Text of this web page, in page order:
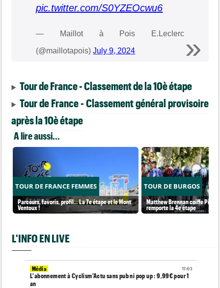
pic.twitter.com/S0YZEOcwu6
— Maillot à Pois E.Leclerc
(@maillotapois)July 9, 2024
Tour de France - Classement de la 10è étape
Tour de France - Classement général provisoire
après la 10è étape
A lire aussi...
TOUR DE FRANCE FEMMES
Parcours, favoris, profil… La 7e étape et le Mont
Ventoux !
TOUR DE BURGOS
Matthew Brennan coiffe Pithie
remporte la 4e étape
L'INFO EN LIVE
17:03
Média
L'abonnement à Cyclism'Actu sans pub ni pop up : 9,99€ pour 1
an